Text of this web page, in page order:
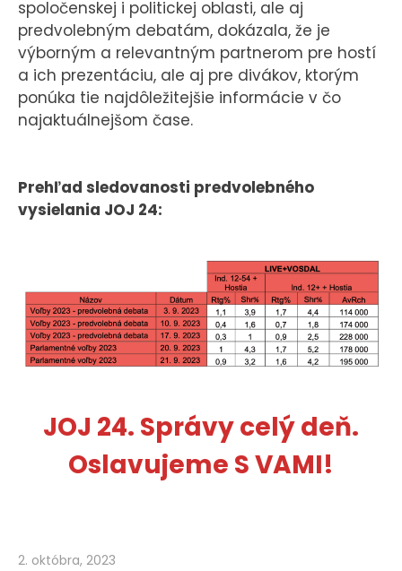
spoločenskej i politickej oblasti, ale aj
predvolebným debatám, dokázala, že je
výborným a relevantným partnerom pre hostí
a ich prezentáciu, ale aj pre divákov, ktorým
ponúka tie najdôležitejšie informácie v čo
najaktuálnejšom čase.
Prehľad sledovanosti predvolebného
vysielania JOJ 24:
JOJ 24. Správy celý deň.
Oslavujeme S VAMI!
2. októbra, 2023